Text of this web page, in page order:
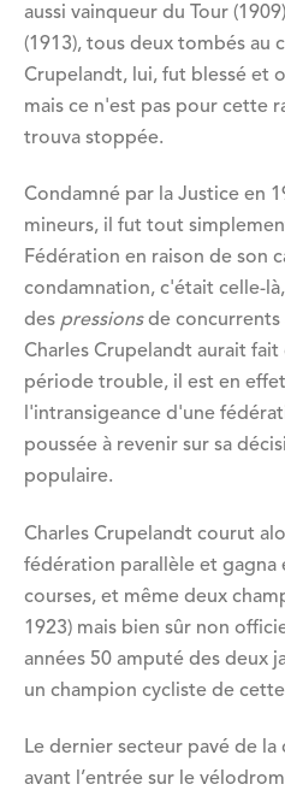
aussi vainqueur du Tour
(1913), tous deux tombés au
Crupelandt, lui, fut blessé et
mais ce n'est pas pour cette
trouva stoppée.
Condamné par la Justice en
mineurs, il fut tout
Fédération en raison de son
condamnation, c'était celle-
des pressionsde concurrents
Charles Crupelandt aurait
période trouble, il est en
l'intransigeance d'une
poussée à revenir sur sa
populaire.
Charles Crupelandt courut
fédération parallèle et gagna
courses, et même deux
1923) mais bien sûr non
années 50 amputé des deux
un champion cycliste de
Le dernier secteur pavé de la
avant l’entrée sur le